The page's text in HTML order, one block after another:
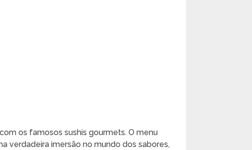
os famosos sushis gourmets. O menu
verdadeira imersão no mundo dos sabores,